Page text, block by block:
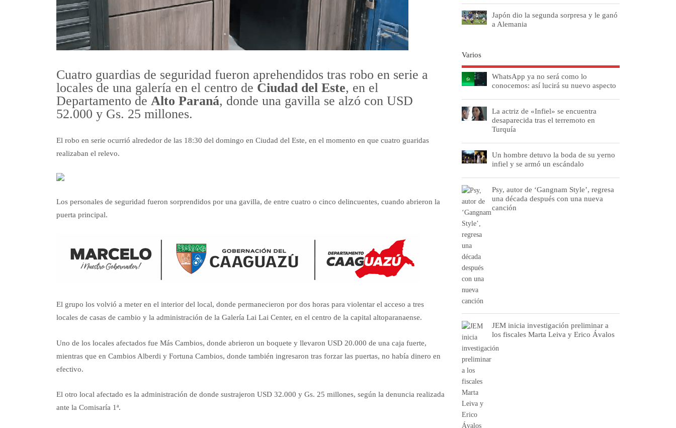
Cuatro guardias de seguridad fueron aprehendidos tras robo en serie a
locales de una galería en el centro de Ciudad del Este, en el
Departamento de Alto Paraná, donde una gavilla se alzó con USD
52.000 y Gs. 25 millones.
El robo en serie ocurrió alrededor de las 18:30 del domingo en Ciudad del Este, en el momento en que cuatro guaridas
realizaban el relevo.
Los personales de seguridad fueron sorprendidos por una gavilla, de entre cuatro o cinco delincuentes, cuando abrieron la
puerta principal.
El grupo los volvió a meter en el interior del local, donde permanecieron por dos horas para violentar el acceso a tres
locales de casas de cambio y la administración de la Galería Lai Lai Center, en el centro de la capital altoparanaense.
Uno de los locales afectados fue Más Cambios, donde abrieron un boquete y llevaron USD 20.000 de una caja fuerte,
mientras que en Cambios Alberdi y Fortuna Cambios, donde también ingresaron tras forzar las puertas, no había dinero en
efectivo.
El otro local afectado es la administración de donde sustrajeron USD 32.000 y Gs. 25 millones, según la denuncia realizada
ante la Comisaría 1ª.
Japón dio la segunda sorpresa y le ganó
a Alemania
Varios
WhatsApp ya no será como lo
conocemos: así lucirá su nuevo aspecto
La actriz de «Infiel» se encuentra
desaparecida tras el terremoto en
Turquía
Un hombre detuvo la boda de su yerno
infiel y se armó un escándalo
Psy, autor de ‘Gangnam Style’, regresa
una década después con una nueva
canción
JEM inicia investigación preliminar a
los fiscales Marta Leiva y Erico Ávalos